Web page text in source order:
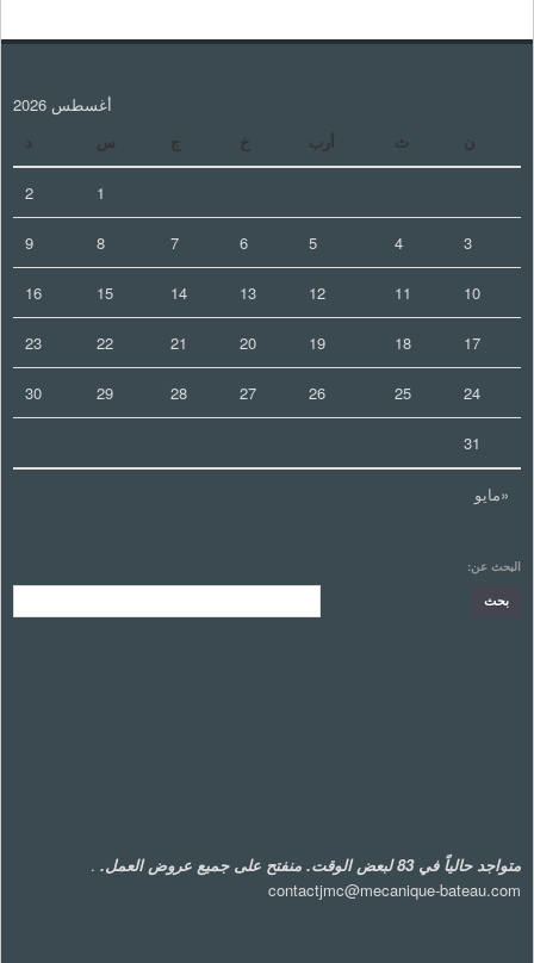
bateau.com
أغسطس 2026
ن
ث أرب خ ج س د
«مايو
1
2
3
4
5
6
7
8
9
10
11
12
13
14
15
16
17
18
19
20
21
22
23
24
25
26
27
28
29
30
31
البحث عن:
متواجد حالياً في 83 لبعض الوقت. منفتح على جميع عروض العمل.
.
contactjmc@mecanique-bateau.com